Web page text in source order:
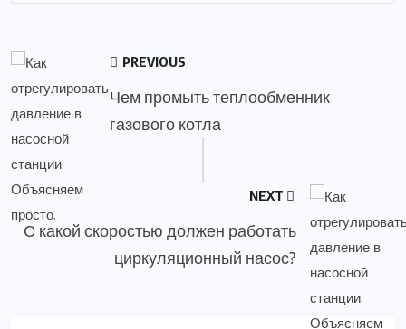
PREVIOUS
Чем промыть теплообменник
газового котла
NEXT
С какой скоростью должен работать
циркуляционный насос?